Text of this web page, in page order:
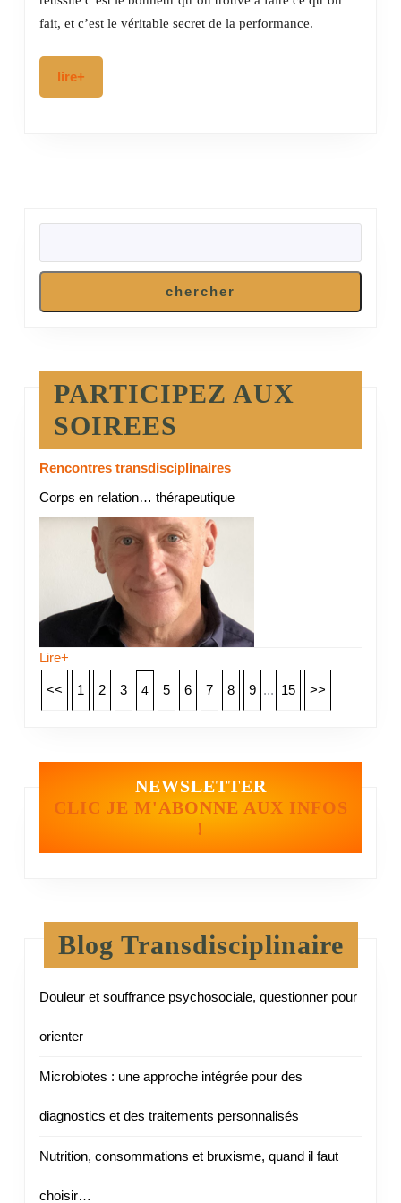
pas
fait, et c’est le véritable secret de la performance.
lire+
chercher
PARTICIPEZ AUX
SOIREES
Rencontres transdisciplinaires
Corps en relation… thérapeutique
Lire+
<< 1 2 3 4 5 6 7 8 9 ... 15 >>
NEWSLETTER
CLIC JE M'ABONNE AUX INFOS
!
Blog Transdisciplinaire
Douleur et souffrance psychosociale, questionner pour
orienter
Microbiotes : une approche intégrée pour des
diagnostics et des traitements personnalisés
Nutrition, consommations et bruxisme, quand il faut
choisir…